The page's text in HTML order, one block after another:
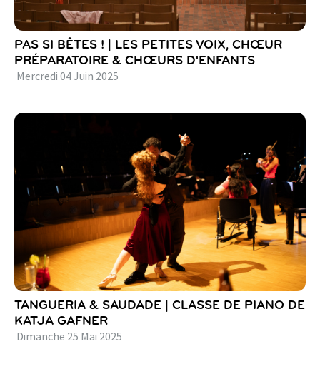
PAS SI BÊTES ! | LES PETITES VOIX, CHŒUR
PRÉPARATOIRE & CHŒURS D'ENFANTS
Mercredi 04Juin 2025
TANGUERIA & SAUDADE | CLASSE DE PIANO DE
KATJA GAFNER
Dimanche 25 Mai 2025